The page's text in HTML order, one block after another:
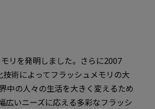
リを発明しました。さらに2007
術によってフラッシュメモリの大
中の人々の生活を大きく変えるため
広いニーズに応える多彩なフラッシ